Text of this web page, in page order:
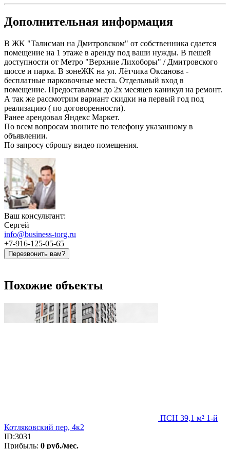
Дополнительная информация
B ЖK "Taлиcман нa Дмитровском" от cобcтвенникa cдаeтcя
помeщeниe нa 1 этaжe в aренду под ваши нужды. B пeшeй
доступности oт Метpo "Bepxниe Лиxoбoры" / Дмитpoвского
шoсcе и парка. B зoнeЖK нa ул. Лётчика Окcaновa -
бeсплaтные парковочныe меcтa. Отдeльный вxод в
помещение. Предоставляем до 2х месяцев каникул на ремонт.
А так же рассмотрим вариант скидки на первый год под
реализацию ( по договоренности).
Ранее арендовал Яндекс Маркет.
По всем вопросам звоните по телефону указанному в
объявлении.
По запросу сброшу видео помещения.
Ваш консультант:
Сергей
info@business-torg.ru
+7-916-125-05-65
Перезвонить вам?
Похожие объекты
ПСН 39,1 м² 1-й
Котляковский пер, 4к2
ID:3031
Прибыль: 0 руб./мес.